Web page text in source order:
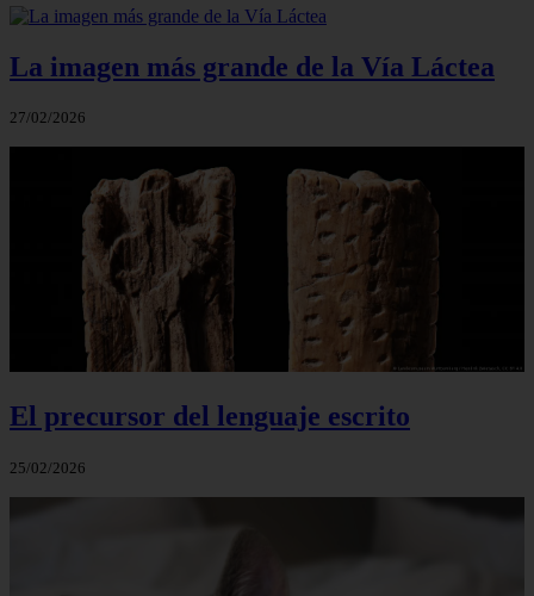
La imagen más grande de la Vía Láctea
27/02/2026
El precursor del lenguaje escrito
25/02/2026